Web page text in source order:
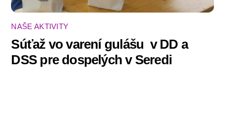
NAŠE AKTIVITY
Súťaž vo varení gulášu ‍ v DD a
DSS pre dospelých v Seredi